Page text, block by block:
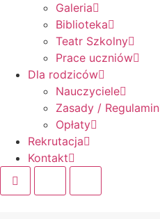
Galeria
Biblioteka
Teatr Szkolny
Prace uczniów
Dla rodziców
Nauczyciele
Zasady / Regulamin
Opłaty
Rekrutacja
Kontakt